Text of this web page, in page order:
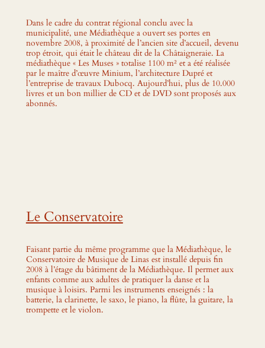
Dans le cadre du contrat régional conclu avec la
municipalité, une Médiathèque a ouvert ses portes en
novembre 2008, à proximité de l’ancien site d’accueil, devenu
trop étroit, qui était le château dit de la Châtaigneraie. La
médiathèque « Les Muses » totalise 1100 m² et a été réalisée
par le maître d’œuvre Minium, l’architecture Dupré et
l’entreprise de travaux Dubocq. Aujourd’hui, plus de 10.000
livres et un bon millier de CD et de DVD sont proposés aux
abonnés.
Le Conservatoire
Faisant partie du même programme que la Médiathèque, le
Conservatoire de Musique de Linas est installé depuis fin
2008 à l’étage du bâtiment de la Médiathèque. Il permet aux
enfants comme aux adultes de pratiquer la danse et la
musique à loisirs. Parmi les instruments enseignés : la
batterie, la clarinette, le saxo, le piano, la flûte, la guitare, la
trompette et le violon.